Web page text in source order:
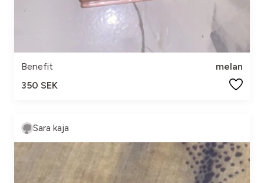
Benefit
melan
350 SEK
Sara kaja